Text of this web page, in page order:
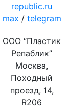
republic.ru
max / telegram
ООО “Пластик
Репаблик”
Москва,
Походный
проезд, 14,
R206